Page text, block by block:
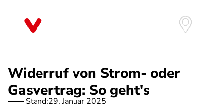
Widerruf von Strom- oder
Gasvertrag: So geht's
Stand:29. Januar 2025